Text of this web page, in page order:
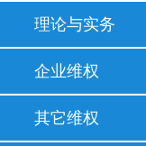
理论与实务
企业维权
其它维权